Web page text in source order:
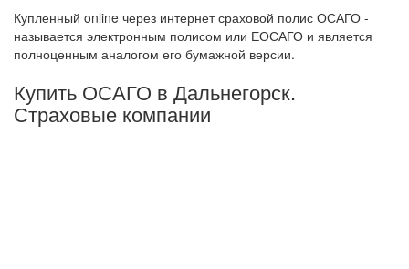
Купленный online через интернет сраховой полис ОСАГО -
называется электронным полисом или ЕОСАГО и является
полноценным аналогом его бумажной версии.
Купить ОСАГО в Дальнегорск.
Страховые компании